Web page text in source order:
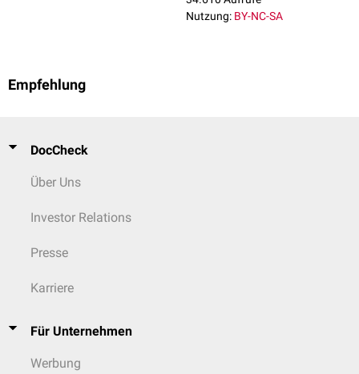
Nutzung: BY-NC-SA
Empfehlung
DocCheck
Über Uns
Investor Relations
Presse
Karriere
Für Unternehmen
Werbung